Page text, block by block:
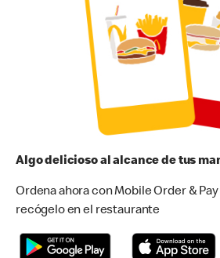
Algo delicioso al alcance de tus
Ordena ahora con Mobile Order &
recógelo en el restaurante